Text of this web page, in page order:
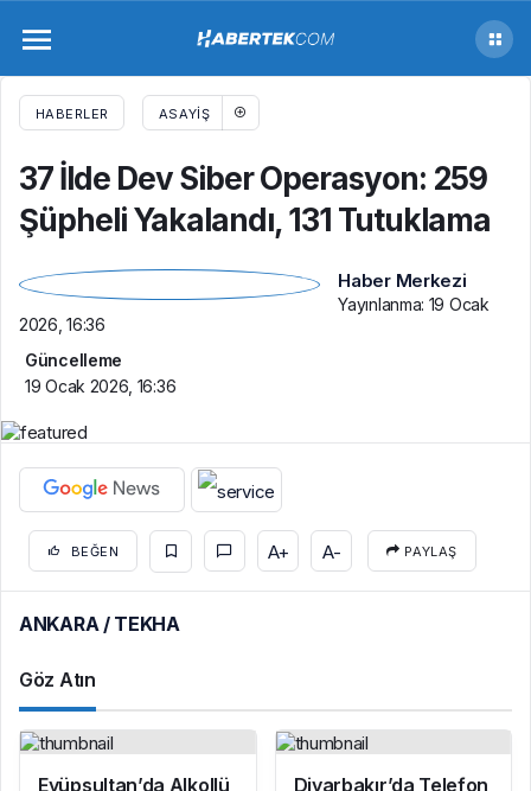
HABERLER ASAYIŞ
37 İlde Dev Siber Operasyon: 259
Şüpheli Yakalandı, 131 Tutuklama
Haber Merkezi
Yayınlanma: 19 Ocak
2026, 16:36
Güncelleme
19 Ocak 2026, 16:36
BEĞEN A+ A- PAYLAŞ
ANKARA / TEKHA
Göz Atın
Eyüpsultan’da Alkollü
Diyarbakır’da Telefon
37 İlde Dev Siber Operasyon: 259 Şüpheli
Yakalandı, 131 Tutuklama